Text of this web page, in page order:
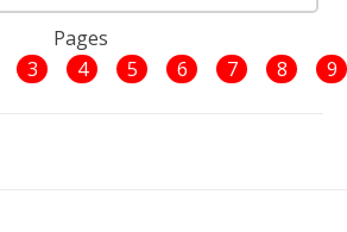
Pages
3 4 5 6 7 8 9